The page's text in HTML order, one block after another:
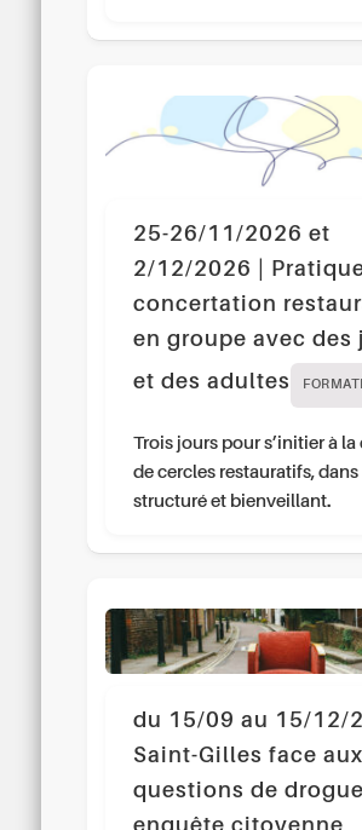
25-26/11/2026 et
2/12/2026 |
concertation
en groupe avec des
et des adultes
Trois jours pour s’initier à
de cercles restauratifs,
structuré et bienveillant.
du 15/09 au 15/12/
Saint-Gilles face aux
questions de